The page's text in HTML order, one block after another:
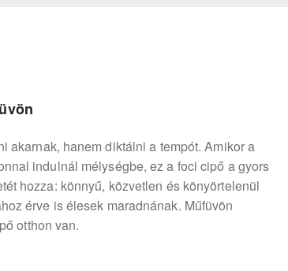
akarnak, hanem diktálni a tempót. Amikor a
indulnál mélységbe, ez a foci cipő a gyors
hozza: könnyű, közvetlen és könyörtelenül
érve is élesek maradnának. Műfüvön
otthon van.